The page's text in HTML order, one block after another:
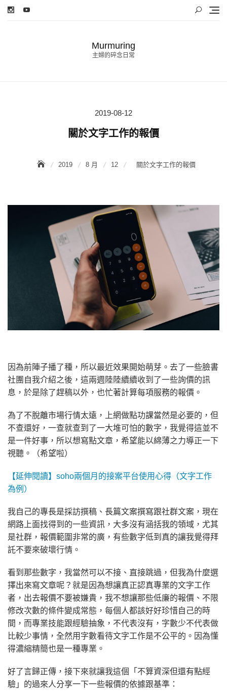
Skip
Murmuring
主婦的碎念日常
Posted
on
2019-08-12
關於文字工作的報價
2019 8 月 12 關於文字工作的報價
因為前陣子播了種，所以最近效果開始萌芽。去了一些臉書
社團自我介紹之後，這兩週陸陸續續收到了一些詢價的訊
息，於是除了趕稿以外，也忙著計算每項服務的報價。
為了不脫離市場行情太遠，上網做點功課當然是必要的，但
不查還好，一查就查到了一大堆可怕的數字，我覺得這並不
是一件好事，所以想寫點文章，希望能以綿薄之力導正一下
視聽。（希望啦）
【延伸閱讀】soho兩個月的接案平台使用心得（文字工作
為例）
我自己的專長是採訪撰稿、長篇文案撰寫跟社群文案，現在
網路上面找得到的一些資訊，大多沒有涵括我的領域，尤其
是社群，報價範圍非常的廣，有些數字低到真的讓我覺得拜
託不要來破壞行情。
看到那些數字，我當然可以不接、直接跳過，但我為什麼選
擇出來寫文章呢？就是因為想讓真正認真專業的文字工作
者，出去報價不要被嫌貴，我不想讓那些低廉的報價、不限
修改次數的條件變成常態，每個人都該好好珍惜自己的時
間，而專業技能跟經驗抽象，不代表沒有，字數少不代表做
比較少事情，全然用字數看待文字工作是不公平的。因為懂
得濃縮精簡也是一種專業。
好了言歸正傳，接下來就讓我這個「不算資深但還有點經
驗」的過來人分享一下一些報價的依據跟基準：